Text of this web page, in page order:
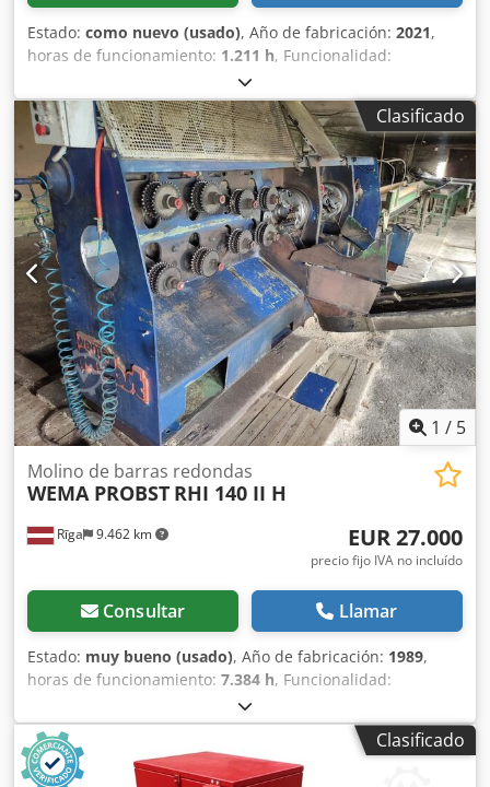
Estado: como nuevo (usado), Año de fabricación: 2021,
horas de funcionamiento: 1.211 h, Funcionalidad:
, máquina para la fabricación de
postes y estacas de madera. Longitudes de procesamiento:
1,2-5 m. Diámetros de fabricación: 40-140 mm. El cabezal
de fresado tiene 8 cuchillas. El sistema de sujeción del
material es mecánico. Velocidad de procesamiento: 5-14
m/min. Cedozcd Enjpfx Ai Toha
Clasificado
1 / 5
Rīga 9.462 km
Molino de barras redondas
WEMA PROBST RHI 140 II H
EUR 27.000
precio fijo IVA no incluído
Consultar Llamar
Estado: muy bueno (usado), Año de fabricación: 1989,
horas de funcionamiento: 7.384 h, Funcionalidad:
, ancho total:
total:5.500 mm, altura total:1.650 mm, máquina para la
fabricación de postes y estacas de madera con un
diámetro de 40 a 140 mm. Longitud del material a
Clasificado